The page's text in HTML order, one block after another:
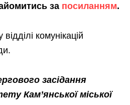
за посиланням.
відділі комунікацій
засідання
Кам’янської міської